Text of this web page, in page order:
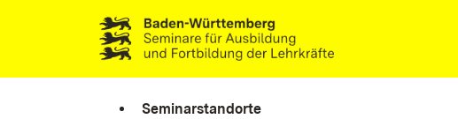
Zum Inhalt springen
Link zur Startseite
Seminarstandorte